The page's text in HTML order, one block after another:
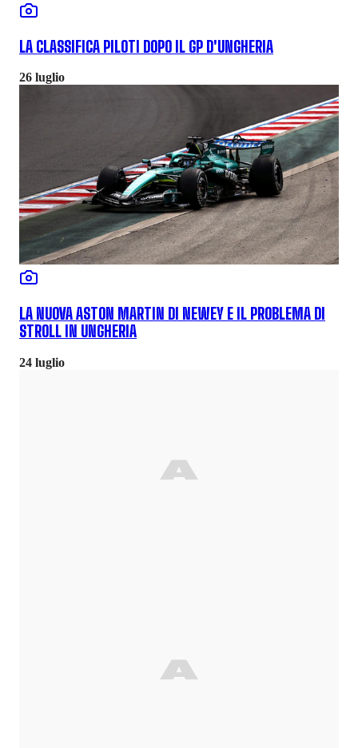
LA CLASSIFICA PILOTI DOPO IL GP D'UNGHERIA
26 luglio
LA NUOVA ASTON MARTIN DI NEWEY E IL PROBLEMA DI
STROLL IN UNGHERIA
24 luglio